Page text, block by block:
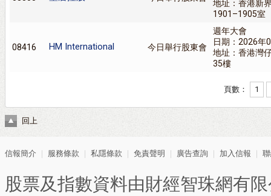
地址：香港新
1901–1905室
08416 HM International 今日舉行股東會
週年大會
日期：2026年
地址：香港灣
35樓
頁數： 1
回上
信報簡介 服務條款 私隱條款 免責聲明 廣告查詢 加入信報
股票及指數資料由財經智珠網有